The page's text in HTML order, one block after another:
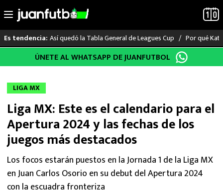
al
Es tendencia: Así quedó la Tabla General de Leagues Cup Por qué
LO ÚLTIMO
LIGA MX
RAYADOS
PUMAS
ATLANTE
SELECCIÓN MEXICANA
ÚNETE AL WHATSAPP DE JUANFUTBOL
LIGA MX
Liga MX: Este es el calendario para el
Apertura 2024 y las fechas de los
juegos más destacados
Los focos estarán puestos en la Jornada 1 de la Liga MX
en Juan Carlos Osorio en su debut del Apertura 2024
con la escuadra fronteriza